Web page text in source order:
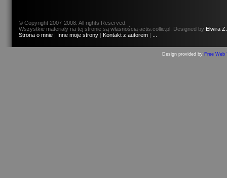
© Copyright 2007-2008. All rights Reserved.
Wszystkie materiały na tej stronie są własnością actis.collie.pl. Designed by Elwira Z.
Strona o mnie| Inne moje strony| Kontakt z autorem|
Design provided by Free Web